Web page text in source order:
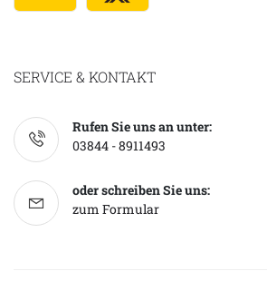
SERVICE & KONTAKT
Rufen Sie uns an unter:
03844 - 8911493
oder schreiben Sie uns:
zum Formular